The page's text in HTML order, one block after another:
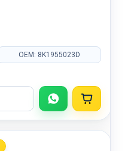
OEM: 8K1955023D